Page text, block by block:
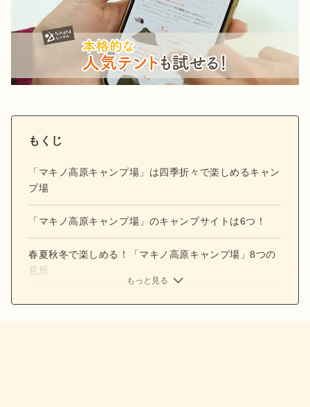
もくじ
「マキノ高原キャンプ場」は四季折々で楽しめるキャン
プ場
「マキノ高原キャンプ場」のキャンプサイトは6つ！
春夏秋冬で楽しめる！「マキノ高原キャンプ場」8つの
見所
もっと見る